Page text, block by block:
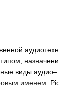
виды
именем: